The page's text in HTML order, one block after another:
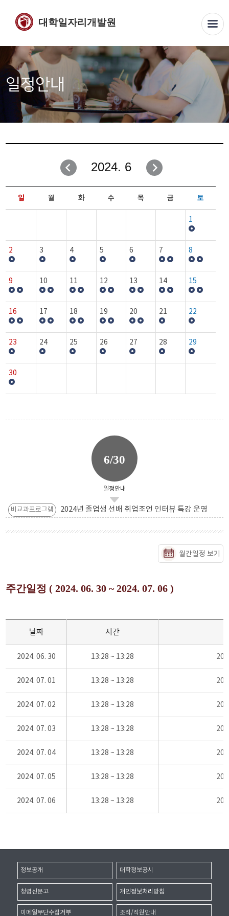
대학일자리개발원
일정안내
2024. 6
일 월 화 수 목 금 토
1
2 3 4 5 6 7 8
9 10 11 12 13 14 15
16 17 18 19 20 21 22
23 24 25 26 27 28 29
30
6/30
일정안내
비교과프로그램 2024년 졸업생 선배 취업조언 인터뷰 특강 운영
월간일정 보기
주간일정 ( 2024. 06. 30 ~ 2024. 07. 06 )
날짜 시간
2024. 06. 30 13:28 ~ 13:28
2024. 07. 01 13:28 ~ 13:28
2024. 07. 02 13:28 ~ 13:28
2024. 07. 03 13:28 ~ 13:28
2024. 07. 04 13:28 ~ 13:28
2024. 07. 05 13:28 ~ 13:28
2024. 07. 06 13:28 ~ 13:28
정보공개 대학정보공시
청렴신문고 개인정보처리방침
이메일무단수집거부 조직/직원안내